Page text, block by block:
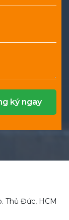
Thủ Đức, HCM